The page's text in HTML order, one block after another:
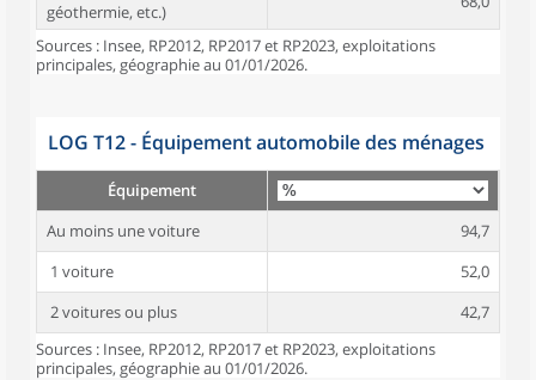
géothermie, etc.)
Sources : Insee, RP2012, RP2017 et RP2023, exploitations
principales, géographie au 01/01/2026.
LOG T12 - Équipement automobile des ménages
Équipement
Au moins une voiture
94,7
1 voiture
52,0
2 voitures ou plus
42,7
Sources : Insee, RP2012, RP2017 et RP2023, exploitations
principales, géographie au 01/01/2026.